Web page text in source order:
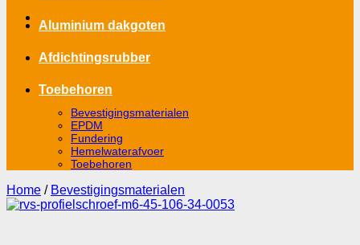
Aluminium dakgoten
Afdichtingsrubber
Toebehoren
Bevestigingsmaterialen
EPDM
Fundering
Hemelwaterafvoer
Toebehoren
Home / Bevestigingsmaterialen